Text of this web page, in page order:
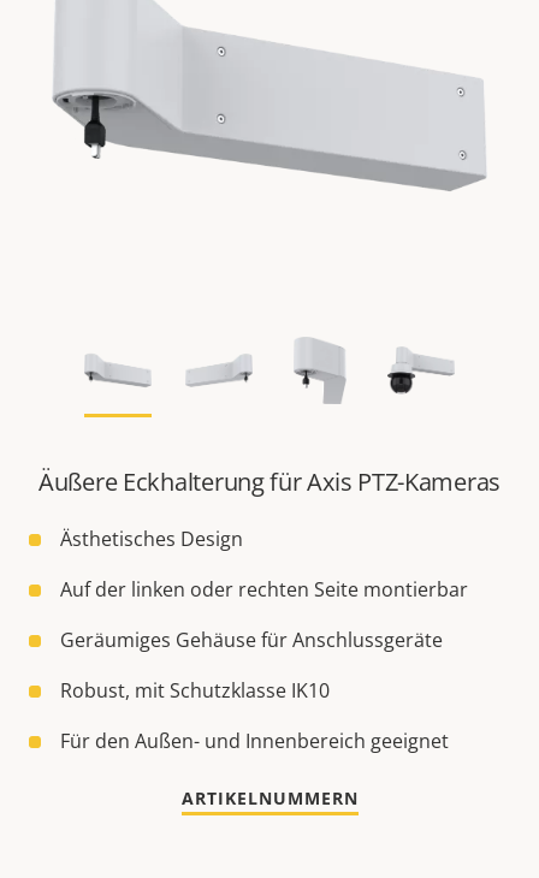
Äußere Eckhalterung für Axis PTZ-Kameras
Ästhetisches Design
Auf der linken oder rechten Seite montierbar
Geräumiges Gehäuse für Anschlussgeräte
Robust, mit Schutzklasse IK10
Für den Außen- und Innenbereich geeignet
ARTIKELNUMMERN